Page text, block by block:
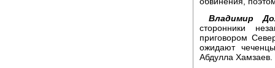
Владимир
сторонники
приговором
ожидают
Абдулла Хамзаев.